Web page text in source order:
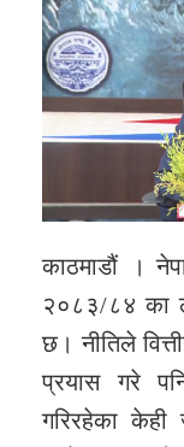
काठमाडौं ।
२०८३/८४ का
छ। नीतिले
प्रयास गरे
गरिरहेका केही